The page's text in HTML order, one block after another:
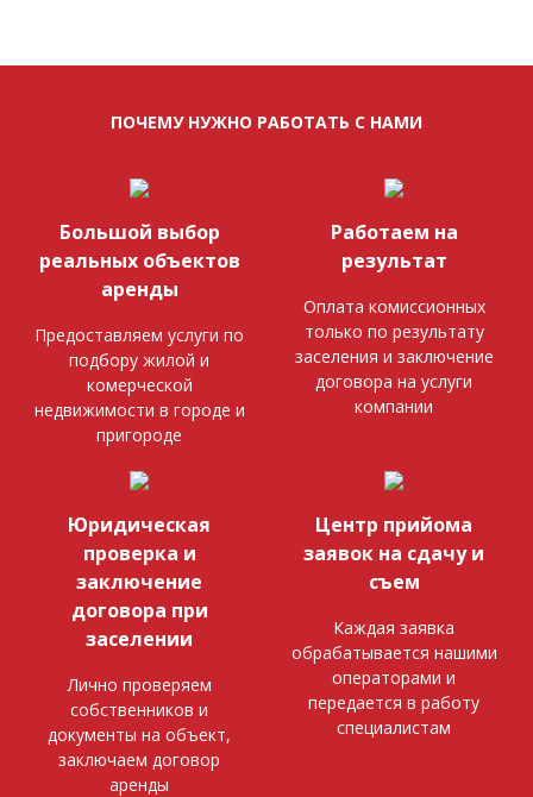
ПОЧЕМУ НУЖНО РАБОТАТЬ С НАМИ
Большой выбор
реальных объектов
аренды
Предоставляем услуги по
подбору жилой и
комерческой
недвижимости в городе и
пригороде
Работаем на
результат
Оплата комиссионных
только по результату
заселения и заключение
договора на услуги
компании
Юридическая
проверка и
заключение
договора при
заселении
Лично проверяем
собственников и
документы на объект,
заключаем договор
аренды
Центр прийома
заявок на сдачу и
съем
Каждая заявка
обрабатывается нашими
операторами и
передается в работу
специалистам